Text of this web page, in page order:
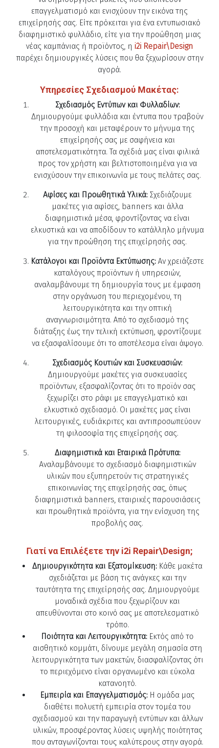
επαγγελματισμό και ενισχύουν την εικόνα της
επιχείρησής σας. Είτε πρόκειται για ένα εντυπωσιακό
διαφημιστικό φυλλάδιο, είτε για την προώθηση μιας
νέας καμπάνιας ή προϊόντος, η i2i Repair\Design
παρέχει δημιουργικές λύσεις που θα ξεχωρίσουν στην
αγορά.
Υπηρεσίες Σχεδιασμού Μακέτας:
Σχεδιασμός Εντύπων και Φυλλαδίων:
Δημιουργούμε φυλλάδια και έντυπα που τραβούν
την προσοχή και μεταφέρουν το μήνυμα της
επιχείρησής σας με σαφήνεια και
αποτελεσματικότητα. Τα σχέδιά μας είναι φιλικά
προς τον χρήστη και βελτιστοποιημένα για να
ενισχύσουν την επικοινωνία με τους πελάτες σας.
Αφίσες και Προωθητικά Υλικά: Σχεδιάζουμε
μακέτες για αφίσες, banners και άλλα
διαφημιστικά μέσα, φροντίζοντας να είναι
ελκυστικά και να αποδίδουν το κατάλληλο μήνυμα
για την προώθηση της επιχείρησής σας.
Κατάλογοι και Προϊόντα Εκτύπωσης: Αν χρειάζεστε
καταλόγους προϊόντων ή υπηρεσιών,
αναλαμβάνουμε τη δημιουργία τους με έμφαση
στην οργάνωση του περιεχομένου, τη
λειτουργικότητα και την οπτική
αναγνωρισιμότητα. Από το σχεδιασμό της
διάταξης έως την τελική εκτύπωση, φροντίζουμε
να εξασφαλίσουμε ότι το αποτέλεσμα είναι άψογο.
Σχεδιασμός Κουτιών και Συσκευασιών:
Δημιουργούμε μακέτες για συσκευασίες
προϊόντων, εξασφαλίζοντας ότι το προϊόν σας
ξεχωρίζει στο ράφι με επαγγελματικό και
ελκυστικό σχεδιασμό. Οι μακέτες μας είναι
λειτουργικές, ευδιάκριτες και αντιπροσωπεύουν
τη φιλοσοφία της επιχείρησής σας.
Διαφημιστικά και Εταιρικά Πρότυπα:
Αναλαμβάνουμε το σχεδιασμό διαφημιστικών
υλικών που εξυπηρετούν τις στρατηγικές
επικοινωνίας της επιχείρησής σας, όπως
διαφημιστικά banners, εταιρικές παρουσιάσεις
και προωθητικά προϊόντα, για την ενίσχυση της
προβολής σας.
Γιατί να Επιλέξετε την i2i Repair\Design;
Δημιουργικότητα και Εξατομίκευση: Κάθε μακέτα
σχεδιάζεται με βάση τις ανάγκες και την
ταυτότητα της επιχείρησής σας. Δημιουργούμε
μοναδικά σχέδια που ξεχωρίζουν και
απευθύνονται στο κοινό σας με αποτελεσματικό
τρόπο.
Ποιότητα και Λειτουργικότητα: Εκτός από το
αισθητικό κομμάτι, δίνουμε μεγάλη σημασία στη
λειτουργικότητα των μακετών, διασφαλίζοντας ότι
το περιεχόμενο είναι οργανωμένο και εύκολα
κατανοητό.
Εμπειρία και Επαγγελματισμός: Η ομάδα μας
διαθέτει πολυετή εμπειρία στον τομέα του
σχεδιασμού και την παραγωγή εντύπων και άλλων
υλικών, προσφέροντας λύσεις υψηλής ποιότητας
που ανταγωνίζονται τους καλύτερους στην αγορά.